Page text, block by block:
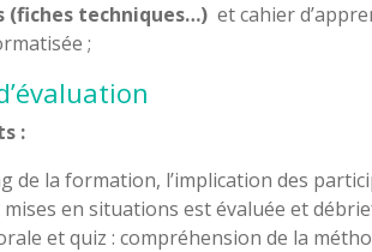
(fiches techniques…) et cahier
;
:
de la formation, l’implication des
mises en situations est évaluée et
et quiz : compréhension de la